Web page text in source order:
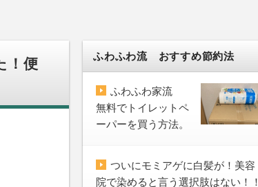
！便
ふわふわ流 おすすめ節約法
ふわふわ家流
無料でトイレットペ
ーパーを買う方法。
ついにモミアゲに白髪が！美容
院で染めると言う選択肢はない！！